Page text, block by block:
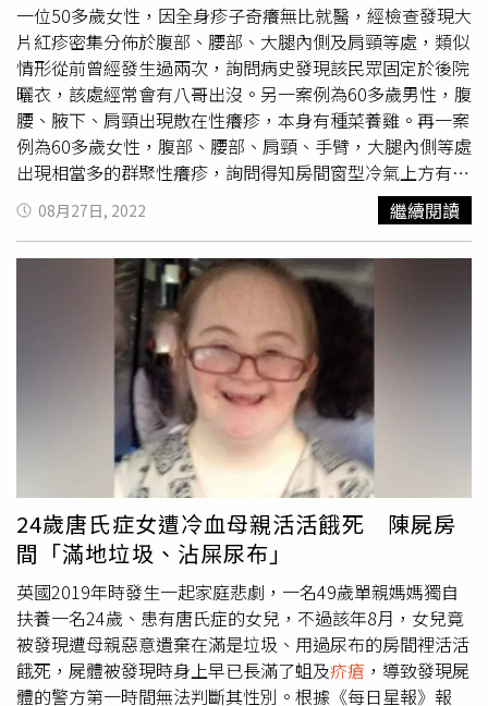
一位50多歲女性，因全身疹子奇癢無比就醫，經檢查發現大
片紅疹密集分佈於腹部、腰部、大腿內側及肩頸等處，類似
情形從前曾經發生過兩次，詢問病史發現該民眾固定於後院
曬衣，該處經常會有八哥出沒。另一案例為60多歲男性，腹
腰、腋下、肩頸出現散在性癢疹，本身有種菜養雞。再一案
例為60多歲女性，腹部、腰部、肩頸、手臂，大腿內側等處
出現相當多的群聚性癢疹，詢問得知房間窗型冷氣上方有鴿
子築巢。第四例為60歲女性也有類似症狀，多處散在性癢
疹，家中陽台有珠頸斑鳩築巢及哺育幼鳥。臺北市立聯合醫
院中興院區皮膚科主任潘企岳表示，禽蟎臨床案例每年4月
底就開始出現，一直延續到8月，以5月為高峰。這樣的時間
分佈符合鳥類繁殖期，這時候求偶、築巢、覓食活動最為頻
繁。禽蟎因環境而有不同種類，台灣見到的叫「熱帶禽
蟎」。禽蟎寄生於各種鳥類及雞隻的皮膚表面吸血為食，也
可闖進屋內吸食人血。蟲體肉眼可見，成蟲體長約0.7毫米8
隻腳，灰白色，吸飽了血會變成紅棕色。爬行速度和螞蟻差
不多，如果沒有繼續吸血可存活至少一周。顯微鏡觀察發現
肢體末端有傘狀吸盤，推測便於吸附於飛行的鳥類。禽蟎的
生命周期從孵化至成蟲約一周，期間必須吸食禽鳥雞隻的血
液才可以完成生命周期。生活習性為白天躲藏，晚上出來活
動及吸血。潘企岳說，禽蟎叮咬的疹子是丘疹樣蕁麻疹，通
常成群地出現，也可能散在出現。最常見於腹、腰、肩頸、
手臂、腋下及大腿內側，叮咬的軌跡會停在衣褲、胸罩、肩
帶的邊緣是一大特徵。診斷禽蟎叮咬，除了臨床特徵，還要
仔細詢問鳥禽類相關蹤跡，例如窗外、冷氣旁、陽台是否有
鳥巢，建築物是否常有鳥類出沒停留，是否於戶外晾衣，是
否養雞。如果病人抓到蟲子帶來當然就能立即辨認診斷。禽
08月27日, 2022 繼續閱讀
24歲唐氏症女遭冷血母親活活餓死 陳屍房
間「滿地垃圾、沾屎尿布」
英國2019年時發生一起家庭悲劇，一名49歲單親媽媽獨自
扶養一名24歲、患有唐氏症的女兒，不過該年8月，女兒竟
被發現遭母親惡意遺棄在滿是垃圾、用過尿布的房間裡活活
餓死，屍體被發現時身上早已長滿了蛆及疥瘡 ，導致發現屍
體的警方第一時間無法判斷其性別。根據《每日星報》報